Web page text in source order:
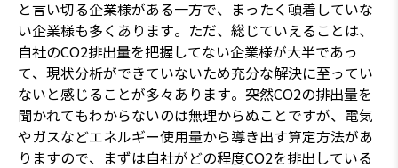
と言い切る企業様がある一方で、まったく頓着していな
い企業様も多くあります。ただ、総じていえることは、
自社のCO2排出量を把握してない企業様が大半であっ
て、現状分析ができていないため充分な解決に至ってい
ないと感じることが多々あります。突然CO2の排出量を
聞かれてもわからないのは無理からぬことですが、電気
やガスなどエネルギー使用量から導き出す算定方法があ
りますので、まずは自社がどの程度CO2を排出している